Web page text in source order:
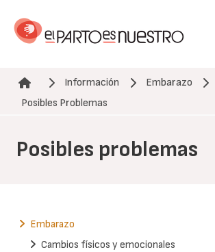
contenido
Ruta de navegación
Información
Embarazo
Posibles Problemas
Posibles problemas
Embarazo
Cambios físicos y emocionales